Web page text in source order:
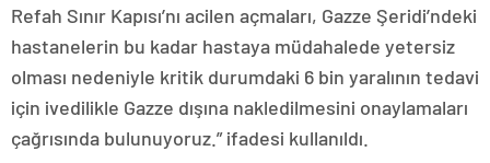
Refah Sınır Kapısı’nı acilen açmaları, Gazze Şeridi’ndeki
hastanelerin bu kadar hastaya müdahalede yetersiz
olması nedeniyle kritik durumdaki 6 bin yaralının tedavi
için ivedilikle Gazze dışına nakledilmesini onaylamaları
çağrısında bulunuyoruz.” ifadesi kullanıldı.